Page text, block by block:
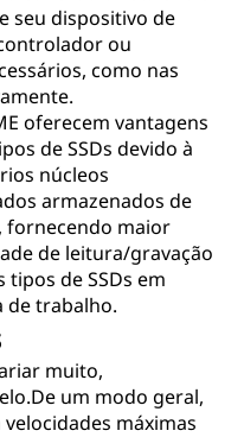
seu dispositivo de
ou
como nas
oferecem vantagens
de SSDs devido à
núcleos
armazenados de
fornecendo maior
de leitura/gravação
de SSDs em
de trabalho.
muito,
um modo geral,
velocidades máximas